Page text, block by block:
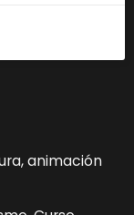
animación